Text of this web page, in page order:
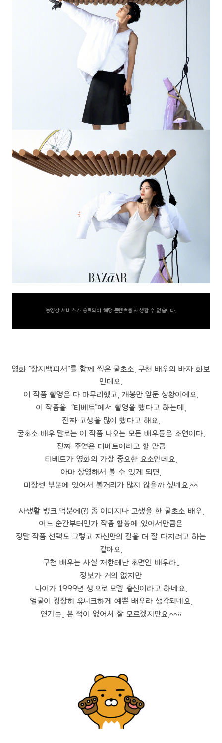
동영상 서비스가 종료되어 해당 콘텐츠를 재생할 수 없습니다.
영화 “장지백피서”를 함께 찍은 굴초소, 구천 배우의 바자 화보
인데요.
이 작품 촬영은 다 마무리했고, 개봉만 앞둔 상황이에요.
이 작품을 “티베트”에서 촬영을 했다고 하는데,
진짜 고생을 많이 했다고 해요.
굴초소 배우 말로는 이 작품 나오는 모든 배우들은 조연이다.
진짜 주연은 티베트이라고 할 만큼
티베트가 영화의 가장 중요한 요소인데요.
아마 상영해서 볼 수 있게 되면,
미장센 부분에 있어서 볼거리가 많지 않을까 싶네요.^^
사생활 병크 덕분에(?) 좀 이미지나 고생을 한 굴초소 배우.
어느 순간부터인가 작품 활동에 있어서만큼은
정말 작품 선택도 그렇고 자신만의 길을 더 잘 다지려고 하는
같아요.
구천 배우는 사실 저한테난 초면인 배우라..
정보가 거의 없지만
나이가 1999년 생으로 모델 출신이라고 하네요.
얼굴이 굉장히 유니크하게 예쁜 배우라 생각되네요.
연기는.. 본 적이 없어서 잘 모르겠지만요.^^;;